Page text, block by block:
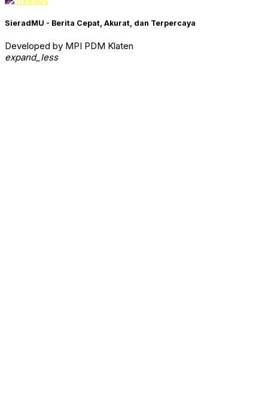
SieradMU - Berita Cepat, Akurat, dan Terpercaya
Developed by MPI PDM Klaten
expand_less